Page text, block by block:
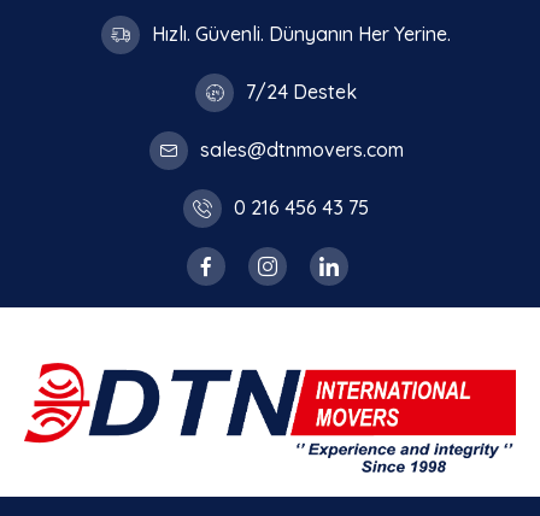
Hızlı. Güvenli. Dünyanın Her Yerine.
7/24 Destek
sales@dtnmovers.com
0 216 456 43 75